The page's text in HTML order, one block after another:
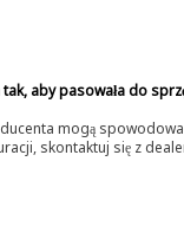
tak, aby pasowała do
mogą
skontaktuj się z